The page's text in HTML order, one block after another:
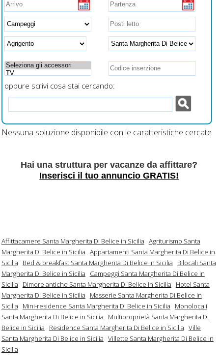
oppure scrivi cosa stai cercando:
Nessuna soluzione disponibile con le caratteristiche cercate
Hai una struttura per vacanze da affittare?
Inserisci il tuo annuncio GRATIS!
Affittacamere Santa Margherita Di Belice in Sicilia Agriturismo Santa
Margherita Di Belice in Sicilia Appartamenti Santa Margherita Di Belice in
Sicilia
Bed & breakfast Santa Margherita Di Belice in Sicilia
Bilocali Santa
Margherita Di Belice in Sicilia
Campeggi Santa Margherita Di Belice in
Sicilia
Dimore antiche Santa Margherita Di Belice in Sicilia
Hotel Santa
Margherita Di Belice in Sicilia
Masserie Santa Margherita Di Belice in
Sicilia
Mini-residence Santa Margherita Di Belice in Sicilia
Monolocali
Santa Margherita Di Belice in Sicilia
Multiproprietà Santa Margherita Di
Belice in Sicilia
Residence Santa Margherita Di Belice in Sicilia Ville
Santa Margherita Di Belice in Sicilia Villette Santa Margherita Di Belice in
Sicilia